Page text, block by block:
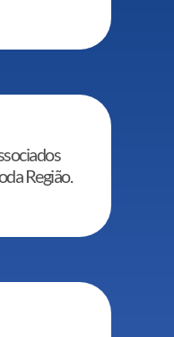
Região.